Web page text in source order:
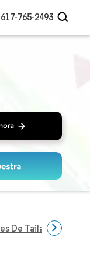
765-2493
De Tailandia